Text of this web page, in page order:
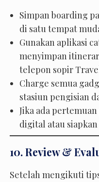
Simpan boarding
di satu tempat
Gunakan aplikasi
menyimpan
telepon sopir
Charge semua
stasiun pengisian
Jika ada
digital atau
10. Review &
Setelah mengikuti